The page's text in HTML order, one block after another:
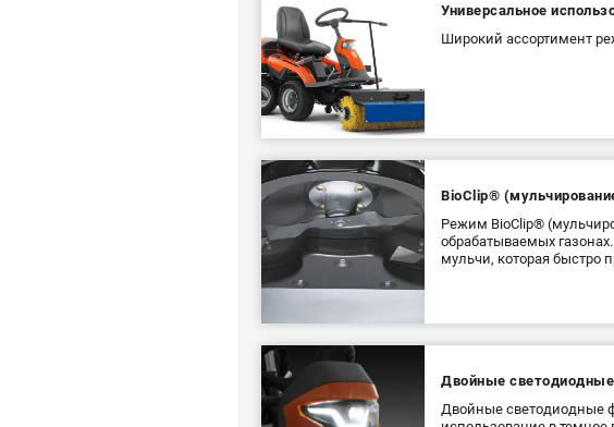
Универсальное
Широкий ассортимент
BioClip®
Режим BioClip®
обрабатываемых
мульчи, которая быстро
Двойные
Двойные светодиодные